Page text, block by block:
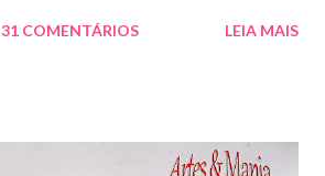
31 COMENTÁRIOS LEIA MAIS